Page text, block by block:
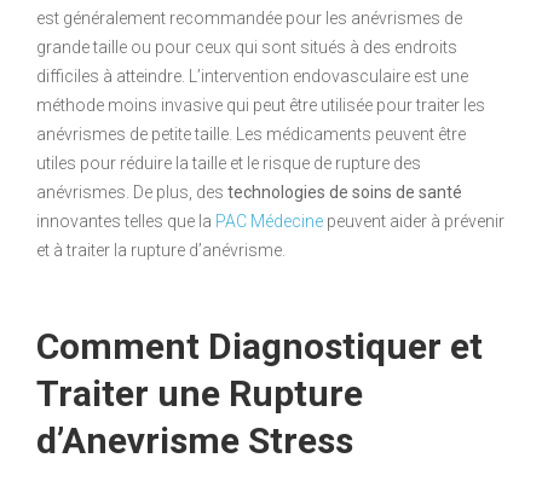
est généralement recommandée pour les anévrismes de
grande taille ou pour ceux qui sont situés à des endroits
difficiles à atteindre. L’intervention endovasculaire est une
méthode moins invasive qui peut être utilisée pour traiter les
anévrismes de petite taille. Les médicaments peuvent être
utiles pour réduire la taille et le risque de rupture des
anévrismes. De plus, des technologies de soins de santé
innovantes telles que la PAC Médecine peuvent aider à prévenir
et à traiter la rupture d’anévrisme.
Comment Diagnostiquer et
Traiter une Rupture
d’Anevrisme Stress